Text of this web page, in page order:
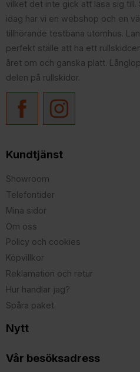
vilket det inte gick att läsa sig
idag har vi en webshop och en
tillhörande testbana utomhus.
perfekt ställe att ha ett
året om och ganska platt.
delen på rullskidor.
Kundtjänst
Showroom
Telefontider
Mina sidor
Om oss
Policy och cookies
Köpvillkor
Reklamation och retur
Hur handlar jag?
Spåra paket
Nytt
Vår besöksadress